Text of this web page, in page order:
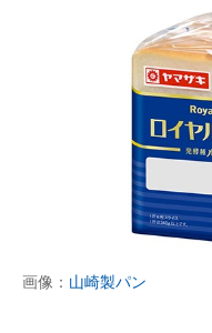
画像： 山崎製パン